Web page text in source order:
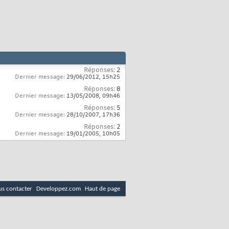
Réponses: 2
Dernier message: 29/06/2012, 15h25
Réponses:8
Dernier message: 13/05/2008, 09h46
Réponses: 5
Dernier message: 28/10/2007, 17h36
Réponses: 2
Dernier message: 19/01/2005, 10h05
contacter Developpez.com Haut de page